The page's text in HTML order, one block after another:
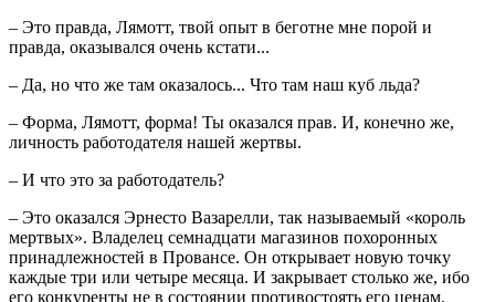
– Это правда, Лямотт, твой опыт в беготне мне порой и
правда, оказывался очень кстати...
– Да, но что же там оказалось... Что там наш куб льда?
– Форма, Лямотт, форма! Ты оказался прав. И, конечно же,
личность работодателя нашей жертвы.
– И что это за работодатель?
– Это оказался Эрнесто Вазарелли, так называемый «король
мертвых». Владелец семнадцати магазинов похоронных
принадлежностей в Провансе. Он открывает новую точку
каждые три или четыре месяца. И закрывает столько же, ибо
его конкуренты не в состоянии противостоять его ценам.